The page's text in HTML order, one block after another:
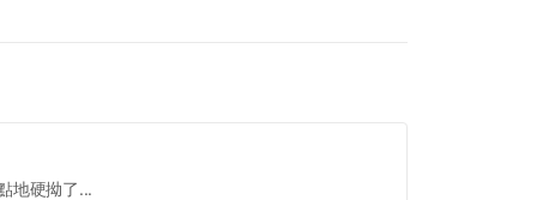
地硬拗了...